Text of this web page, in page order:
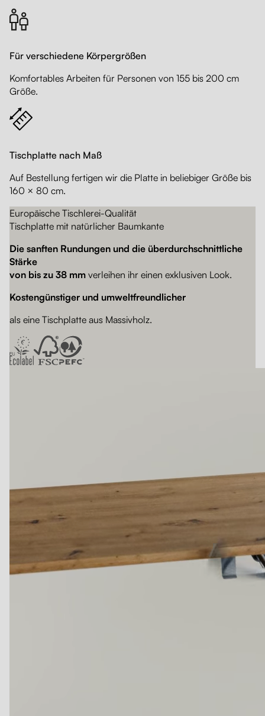
Für verschiedene Körpergrößen
Komfortables Arbeiten für Personen von 155 bis 200 cm
Größe.
Tischplatte nach Maß
Auf Bestellung fertigen wir die Platte in beliebiger Größe bis
160 × 80 cm.
Europäische Tischlerei-Qualität
Tischplatte mit natürlicher Baumkante
Die sanften Rundungen und die überdurchschnittliche
Stärke
von bis zu 38 mm verleihen ihr einen exklusiven Look.
Kostengünstiger und umweltfreundlicher
als eine Tischplatte aus Massivholz.